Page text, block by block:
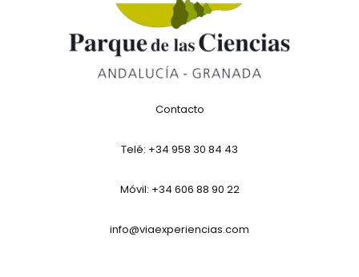
Contacto
Telé: +34 958 30 84 43
Móvil: +34 606 88 90 22
info@viaexperiencias.com